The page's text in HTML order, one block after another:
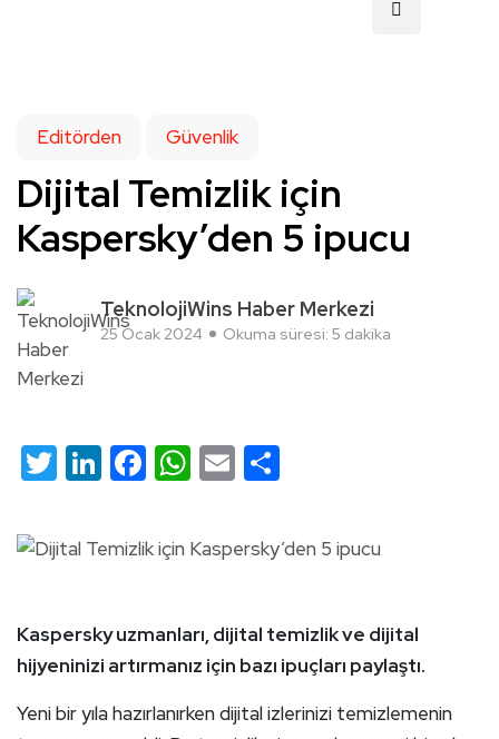
Editörden Güvenlik
Dijital Temizlik için
Kaspersky’den 5 ipucu
TeknolojiWins Haber Merkezi
25 Ocak 2024 Okuma süresi: 5 dakika
Twitter
LinkedIn
Facebook
WhatsApp
Email
Kaspersky uzmanları, dijital temizlik ve dijital
hijyeninizi artırmanız için bazı ipuçları paylaştı.
Yeni bir yıla hazırlanırken dijital izlerinizi temizlemenin